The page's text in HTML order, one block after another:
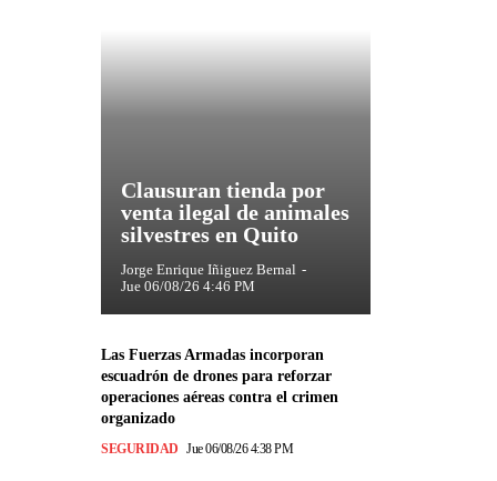
Clausuran tienda por
venta ilegal de animales
silvestres en Quito
Jorge Enrique Iñiguez Bernal -
Jue 06/08/26 4:46 PM
Las Fuerzas Armadas incorporan
escuadrón de drones para reforzar
operaciones aéreas contra el crimen
organizado
SEGURIDAD Jue 06/08/26 4:38 PM